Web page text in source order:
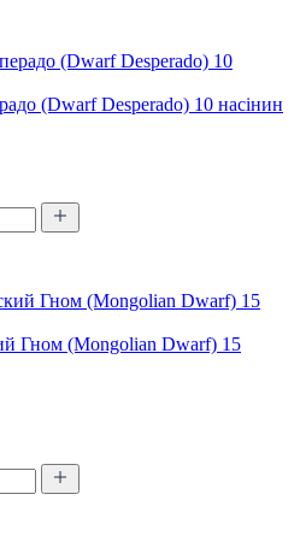
(Dwarf Desperado) 10 насінин
Гном (Mongolian Dwarf) 15